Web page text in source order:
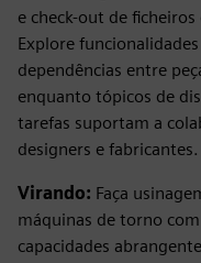
e check-out de
Explore
dependências entre
enquanto tópicos de
tarefas suportam a
designers e fabricantes.
Virando: Faça
máquinas de torno
capacidades